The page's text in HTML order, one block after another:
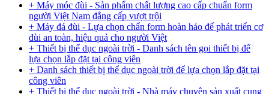
+ Máy móc đùi - Sản phẩm chất lượng cao cấp chuẩn form
người Việt Nam đẳng cấp vượt trội
+ Máy đá đùi - Lựa chọn chẩn form hoàn hảo để phát triển cơ
đùi an toàn, hiệu quả cho người Việt
+ Thiết bị thể dục ngoài trời - Danh sách tên gọi thiết bị để
lựa chọn lắp đặt tại công viên
+ Danh sách thiết bị thể dục ngoài trời để lựa chọn lắp đặt tại
công viên
+ Thiết bị thể dục ngoài trời - Nhà máy chuyên sản xuất cung